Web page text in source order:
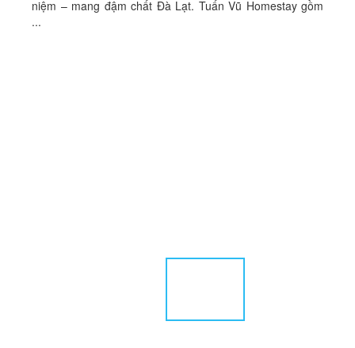
niệm – mang đậm chất Đà Lạt. Tuấn Vũ Homestay gồm
...